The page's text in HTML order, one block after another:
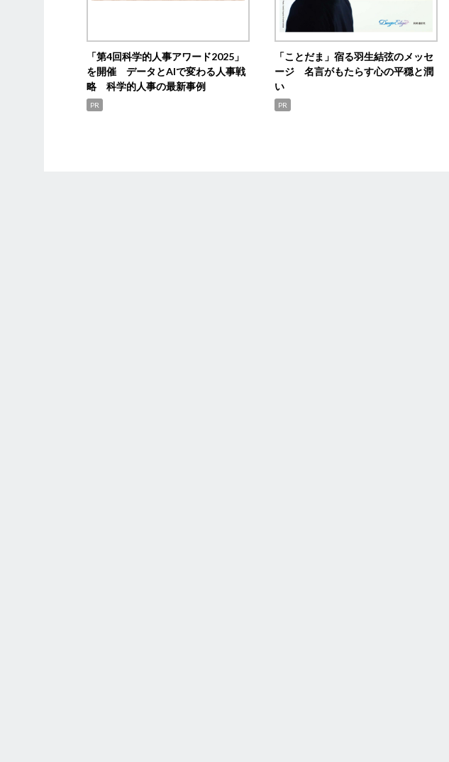
「第4回科学的人事アワード2025」
を開催 データとAIで変わる人事戦
略 科学的人事の最新事例
PR
「ことだま」宿る羽生結弦のメッセ
ージ 名言がもたらす心の平穏と潤
い
PR